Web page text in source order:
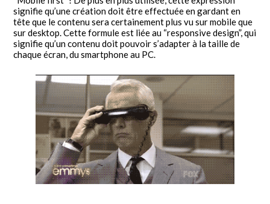
signifie qu’une création doit être effectuée en gardant en
tête que le contenu sera certainement plus vu sur mobile que
sur desktop. Cette formule est liée au “responsive design”, qui
signifie qu’un contenu doit pouvoir s’adapter à la taille de
chaque écran, du smartphone au PC.